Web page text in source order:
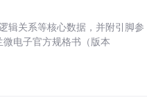
辑关系等核心数据，并附引脚参
电子官方规格书（版本